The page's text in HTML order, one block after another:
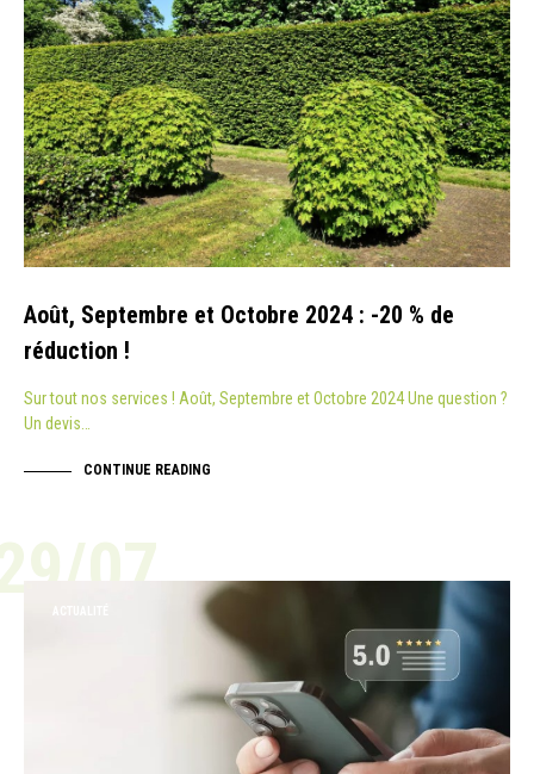
Août, Septembre et Octobre 2024 : -20 % de
réduction !
Sur tout nos services ! Août, Septembre et Octobre 2024 Une question ?
Un devis…
CONTINUE READING
07